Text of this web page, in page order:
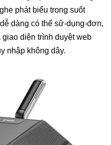
phát biểu trong suốt
dàng có thể sử-dụng-đơn,
diện trình duyệt web
nhập không dây.